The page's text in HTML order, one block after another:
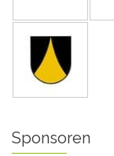
Sponsoren